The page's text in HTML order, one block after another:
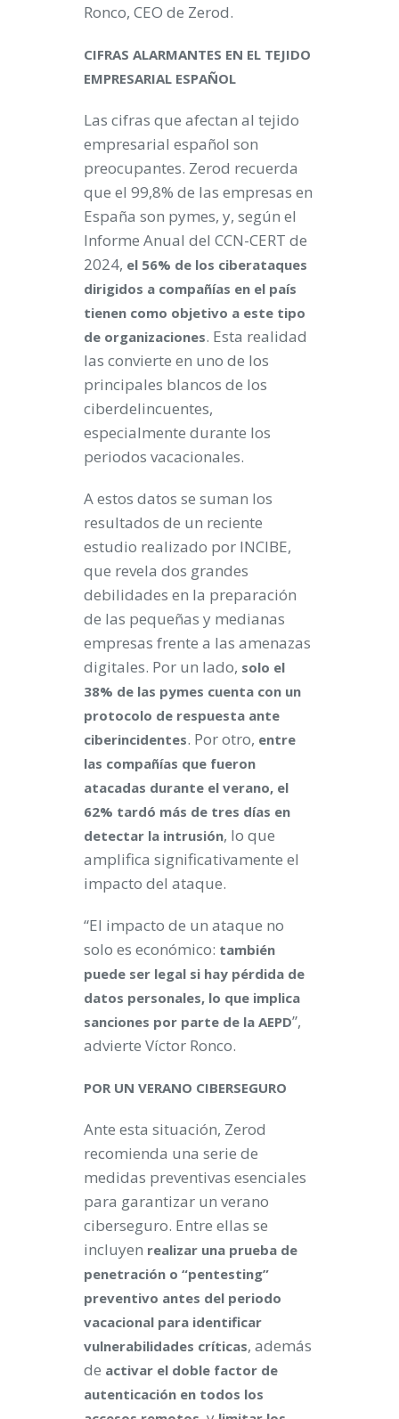
Ronco, CEO de Zerod.
CIFRAS ALARMANTES EN EL TEJIDO
EMPRESARIAL ESPAÑOL
Las cifras que afectan al tejido
empresarial español son
preocupantes. Zerod recuerda
que el 99,8% de las empresas en
España son pymes, y, según el
Informe Anual del CCN-CERT de
2024, el 56% de los ciberataques
dirigidos a compañías en el país
tienen como objetivo a este tipo
de organizaciones. Esta realidad
las convierte en uno de los
principales blancos de los
ciberdelincuentes,
especialmente durante los
periodos vacacionales.
A estos datos se suman los
resultados de un reciente
estudio realizado por INCIBE,
que revela dos grandes
debilidades en la preparación
de las pequeñas y medianas
empresas frente a las amenazas
digitales. Por un lado, solo el
38% de las pymes cuenta con un
protocolo de respuesta ante
ciberincidentes. Por otro, entre
las compañías que fueron
atacadas durante el verano, el
62% tardó más de tres días en
detectar la intrusión, lo que
amplifica significativamente el
impacto del ataque.
“El impacto de un ataque no
solo es económico: también
puede ser legal si hay pérdida de
datos personales, lo que implica
sanciones por parte de la AEPD”,
advierte Víctor Ronco.
POR UN VERANO CIBERSEGURO
Ante esta situación, Zerod
recomienda una serie de
medidas preventivas esenciales
para garantizar un verano
ciberseguro. Entre ellas se
incluyen realizar una prueba de
penetración o “pentesting”
preventivo antes del periodo
vacacional para identificar
vulnerabilidades críticas, además
de activar el doble factor de
autenticación en todos los